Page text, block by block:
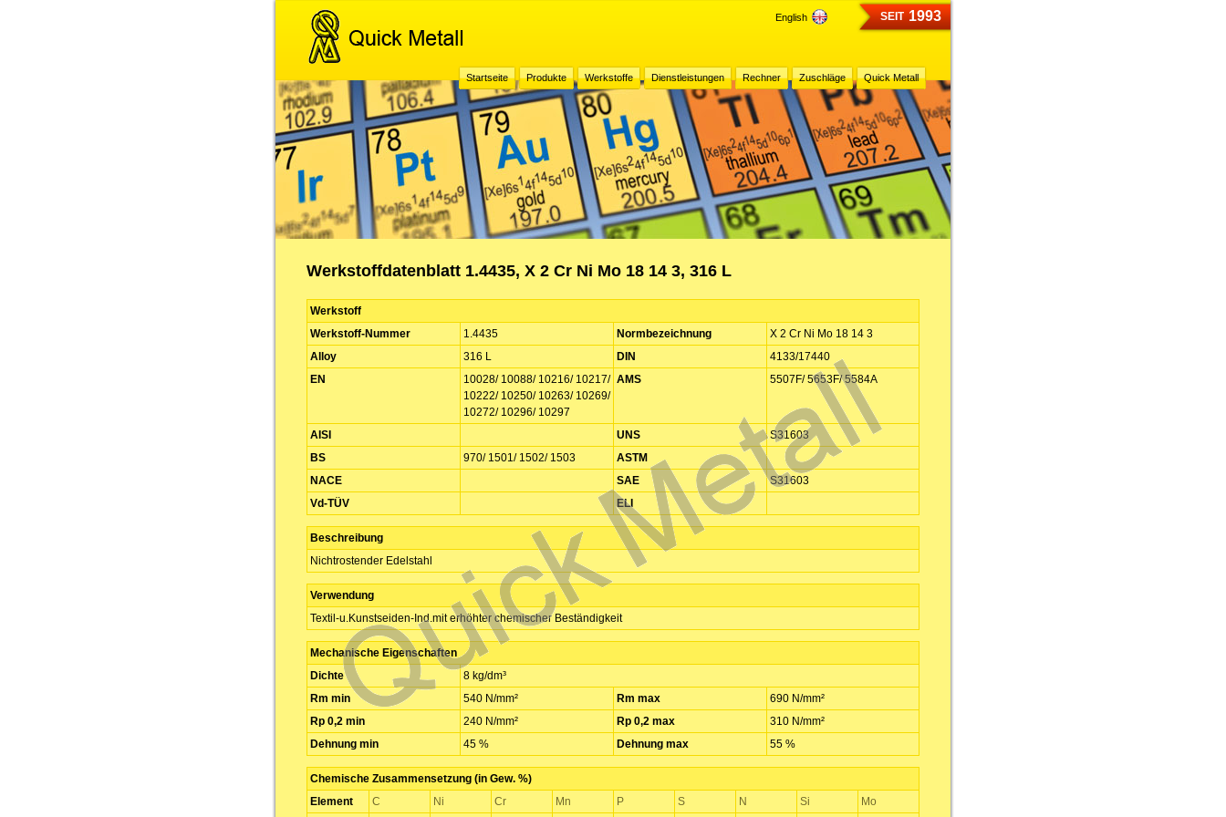
English SEIT 1993
Startseite Produkte Werkstoffe Dienstleistungen Rechner Zuschläge Quick Metall
Werkstoffdatenblatt 1.4435, X 2 Cr Ni Mo 18 14 3, 316 L
Werkstoff
Werkstoff-Nummer
1.4435 Normbezeichnung
X 2 Cr Ni Mo 18 14 3
Alloy
316 L DIN
4133/17440
EN
10028/ 10088/ 10216/ 10217/
10222/ 10250/ 10263/ 10269/
10272/ 10296/ 10297
AMS 5507F/ 5653F/ 5584A
AISI UNS
S31603
BS
970/ 1501/ 1502/ 1503
ASTM
NACE
SAE
S31603
Vd-TÜV
ELI
Beschreibung
Nichtrostender Edelstahl
Verwendung
Textil-u.Kunstseiden-Ind.mit erhöhter chemischer Beständigkeit
Mechanische Eigenschaften
Dichte
8 kg/dm³
Rm min
540 N/mm² Rm max
690 N/mm²
Rp 0,2 min
240 N/mm² Rp 0,2 max
310 N/mm²
Dehnung min
45 % Dehnung max 55 %
Chemische Zusammensetzung (in Gew. %)
Element
C Ni Cr Mn P S N Si Mo